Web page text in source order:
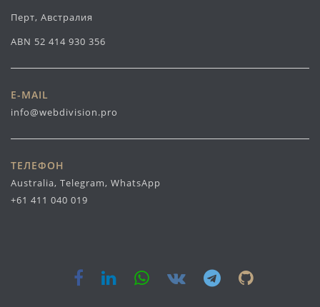
Перт, Австралия
ABN 52 414 930 356
E-MAIL
info@webdivision.pro
ТЕЛЕФОН
Australia, Telegram, WhatsApp
+61 411 040 019